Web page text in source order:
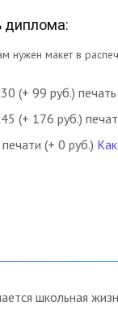
диплома:
нужен макет в
(+ 99 руб.)
(+ 176 руб.)
(+ 0 руб.)
школьная